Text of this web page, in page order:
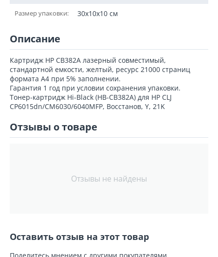
Размер упаковки: 30x10x10 см
Описание
Картридж HP CB382A лазерный совместимый,
стандартной емкости, желтый, ресурс 21000 страниц
формата А4 при 5% заполнении.
Гарантия 1 год при условии сохранения упаковки.
Тонер-картридж Hi-Black (HB-CB382A) для HP CLJ
CP6015dn/CM6030/6040MFP, Восстанов, Y, 21K
Отзывы о товаре
Отзывы не найдены
Оставить отзыв на этот товар